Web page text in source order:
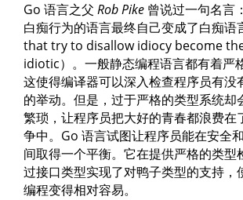
Go 语言之父 Rob Pike 曾说过一句名言
白痴行为的语言最终自己变成了白痴语
that try to disallow idiocy become
idiotic）。一般静态编程语言都有着严
这使得编译器可以深入检查程序员有没
的举动。但是，过于严格的类型系统却
繁琐，让程序员把大好的青春都浪费在
争中。Go 语言试图让程序员能在安全
间取得一个平衡。它在提供严格的类型
过接口类型实现了对鸭子类型的支持，
编程变得相对容易。